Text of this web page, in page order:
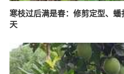
寒枝过后满是春：修剪定型、
天